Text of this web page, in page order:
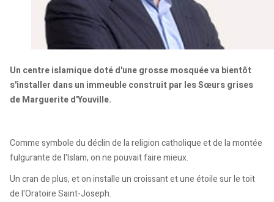
Un centre islamique doté d'une grosse mosquée va bientôt
s'installer dans un immeuble construit par les Sœurs grises
de Marguerite d'Youville.
Comme symbole du déclin de la religion catholique et de la montée
fulgurante de l'Islam, on ne pouvait faire mieux.
Un cran de plus, et on installe un croissant et une étoile sur le toit
de l'Oratoire Saint-Joseph.